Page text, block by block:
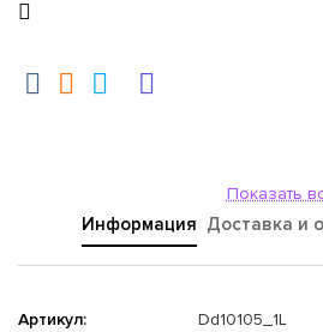
Показать
Информация Доставка и
Артикул: Dd10105_1L